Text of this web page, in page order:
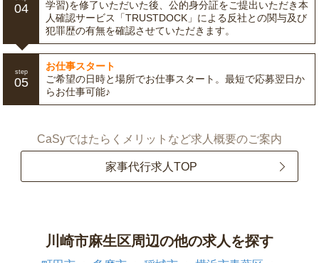
04
学習)を修了いただいた後、公的身分証をご提出いただき本
人確認サービス「TRUSTDOCK」による反社との関与及び
犯罪歴の有無を確認させていただきます。
step
05
お仕事スタート
ご希望の日時と場所でお仕事スタート。最短で応募翌日か
らお仕事可能♪
CaSyではたらくメリットなど求人概要のご案内
家事代行求人TOP
川崎市麻生区周辺の他の求人を探す